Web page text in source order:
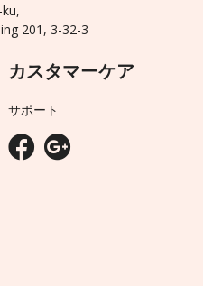
201, 3-32-3
カスタマーケア
サポート